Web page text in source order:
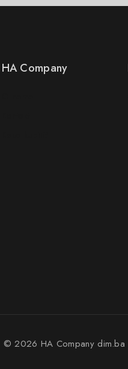
HA Company
© 2026 HA Companydim.ba